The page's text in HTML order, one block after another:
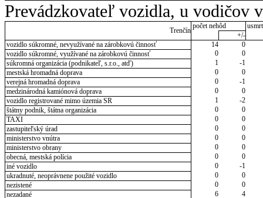
Prevádzkovateľ vozidla, u vodičov
Trenčín
počet nehôd
+/-
vozidlo súkromné, nevyužívané na zárobkovú činnosť
14
0
vozidlo súkromné, využívané na zárobkovú činnosť
0
0
súkromná organizácia (podnikateľ, s.r.o., atď)
1
-1
mestská hromadná doprava
0
0
verejná hromadná doprava
0
-1
medzinárodná kamiónová doprava
0
0
vozidlo registrované mimo územia SR
1
-2
štátny podnik, štátna organizácia
0
0
TAXI
0
0
zastupiteľský úrad
0
0
ministerstvo vnútra
0
0
ministerstvo obrany
0
0
obecná, mestská polícia
0
0
iné vozidlo
0
-1
ukradnuté, neoprávnene použité vozidlo
0
0
nezistené
0
0
nezadané
6 4